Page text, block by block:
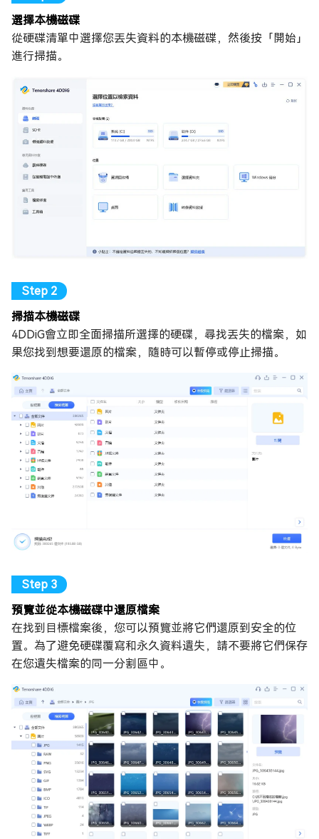
選擇本機磁碟
從硬碟清單中選擇您丟失資料的本機磁碟，然後按「開始」
進行掃描。
掃描本機磁碟
4DDiG會立即全面掃描所選擇的硬碟，尋找丟失的檔案，如
果您找到想要還原的檔案，隨時可以暫停或停止掃描。
預覽並從本機磁碟中還原檔案
在找到目標檔案後，您可以預覽並將它們還原到安全的位
置。為了避免硬碟覆寫和永久資料遺失，請不要將它們保存
在您遺失檔案的同一分割區中。